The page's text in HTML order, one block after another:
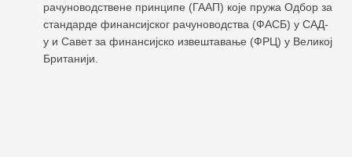
рачуноводствене принципе (ГААП) које пружа Одбор за
стандарде финансијског рачуноводства (ФАСБ) у САД-
у и Савет за финансијско извештавање (ФРЦ) у Великој
Британији.